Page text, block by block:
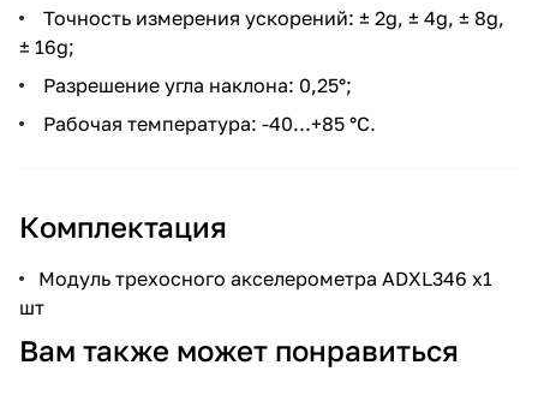
Точность измерения ускорений: ± 2g, ± 4g, ± 8g,
± 16g;
Разрешение угла наклона: 0,25°;
Рабочая температура: -40...+85 °C.
Комплектация
Модуль трехосного акселерометра ADXL346 x1
шт
Вам также может понравиться